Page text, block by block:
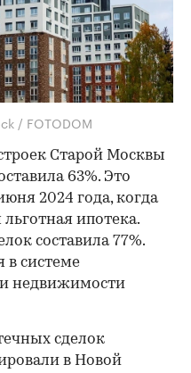
/ FOTODOM
Старой Москвы
63%. Это
2024 года, когда
ипотека.
составила 77%.
в системе
недвижимости
сделок
в Новой